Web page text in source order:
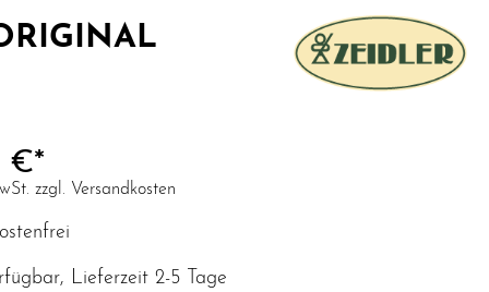
€*
zzgl. Versandkosten
Lieferzeit 2-5 Tage